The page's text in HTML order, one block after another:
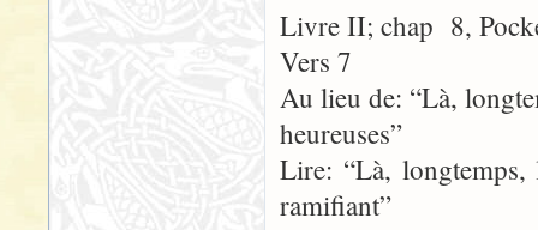
Livre II; chap 8,
Vers 7
Au lieu de: “Là,
heureuses”
Lire: “Là, longtemps,
ramifiant”